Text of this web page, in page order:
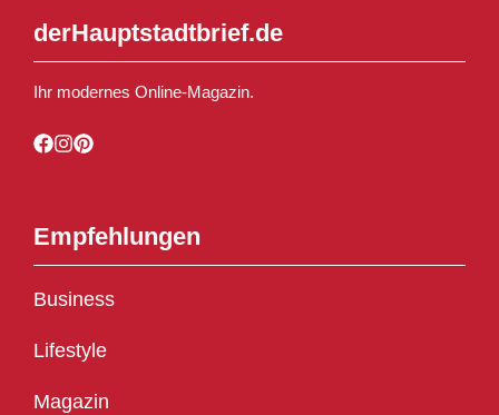
derHauptstadtbrief.de
Ihr modernes Online-Magazin.
Empfehlungen
Business
Lifestyle
Magazin